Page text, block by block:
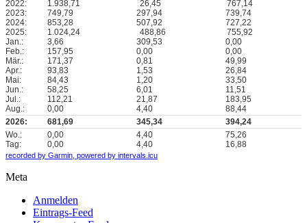
2022:
1.938,71 26,45
767,14
2023:
749,79 297,94
739,74
2024:
853,28 507,92
727,22
2025:
1.024,24 488,86
755,92
Jan.:
3,66 309,53
0,00
Feb.:
157,95 0,00
0,00
Mär.:
171,37 0,81
49,99
Apr.:
93,83 1,53
26,84
Mai:
84,43 1,20
33,50
Jun.:
58,25 6,01
11,51
Jul.:
112,21 21,87
183,95
Aug.:
0,00 4,40
88,44
2026:
681,69 345,34
394,24
Wo.:
0,00 4,40
75,26
Tag:
0,00 4,40 16,88
recorded by Garmin, powered by intervals.icu
Meta
Anmelden
Eintrags-Feed